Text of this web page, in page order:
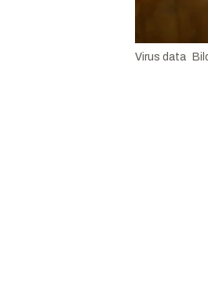
Virus data